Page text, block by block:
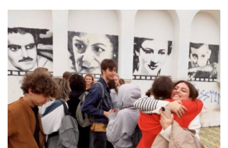
Georgigasse 85
8020 Graz
Telephone +43 50 248 021
Fax – NO longer in use
Educational Partners
Erasmus+
ESF\REACT Fördermaßnahme